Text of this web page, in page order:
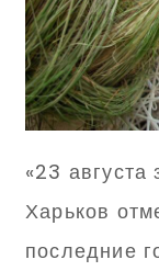
«23
Харьков
последние